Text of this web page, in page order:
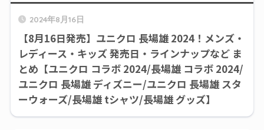
2024年8月16日
【8月16日発売】ユニクロ 長場雄 2024！メンズ・
レディース・キッズ 発売日・ラインナップなど ま
とめ【ユニクロ コラボ 2024/長場雄 コラボ 2024/
ユニクロ 長場雄 ディズニー/ユニクロ 長場雄 スタ
ーウォーズ/長場雄 tシャツ/長場雄 グッズ】